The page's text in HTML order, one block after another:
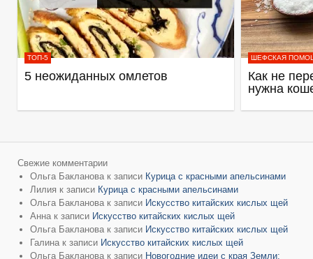
ТОП-5
5 неожиданных омлетов
ШЕФСКАЯ
Как не
нужна
Свежие комментарии
Ольга Бакланова к записи Курица с красными апельсинами
Лилия к записи Курица с красными апельсинами
Ольга Бакланова к записи Искусство китайских кислых щей
Анна к записи Искусство китайских кислых щей
Ольга Бакланова к записи Искусство китайских кислых щей
Галина к записи Искусство китайских кислых щей
Ольга Бакланова к записи Новогодние идеи с края Земли: